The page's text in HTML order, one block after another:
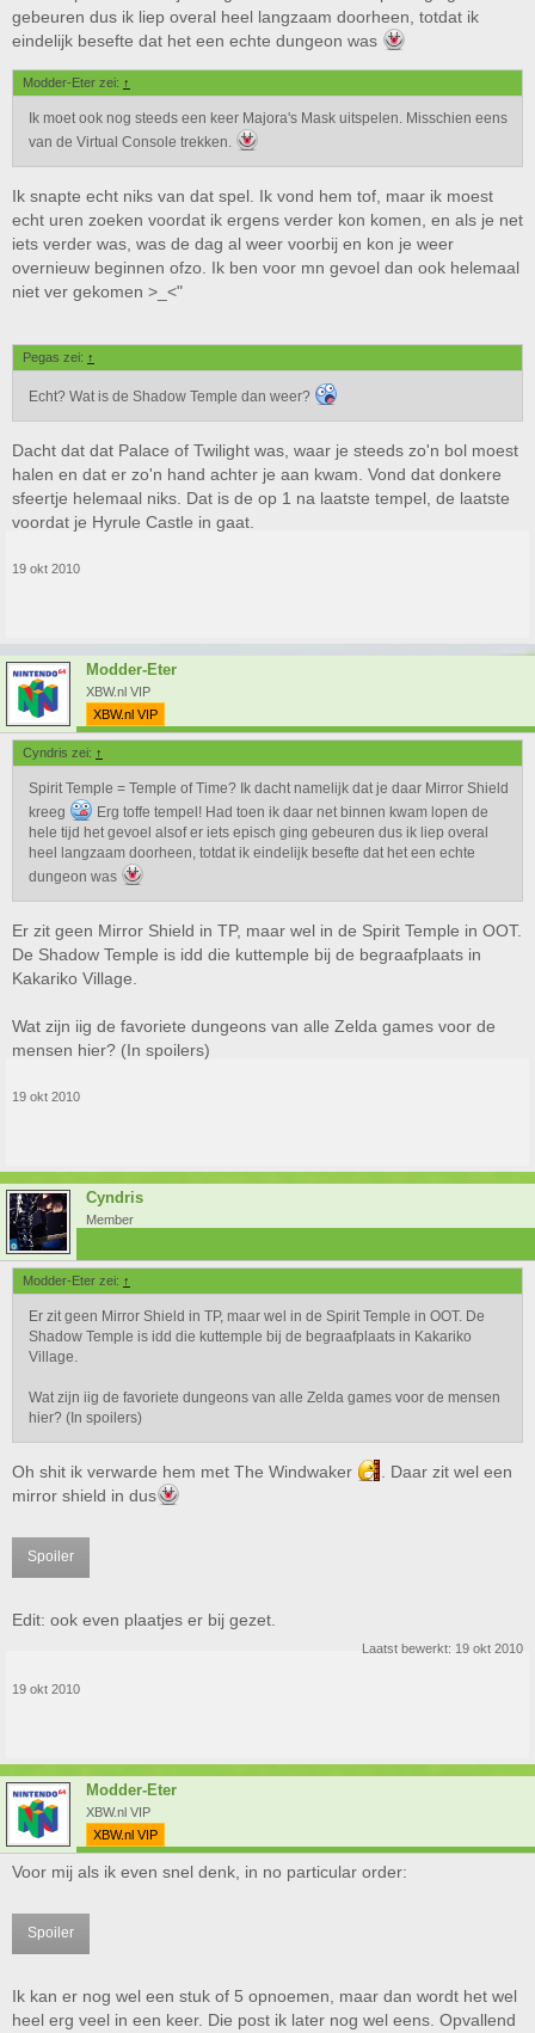
gebeuren dus ik liep overal heel langzaam doorheen, totdat ik
eindelijk besefte dat het een echte dungeon was
Modder-Eter zei: ↑
Ik moet ook nog steeds een keer Majora's Mask uitspelen. Misschien eens
van de Virtual Console trekken.
Ik snapte echt niks van dat spel. Ik vond hem tof, maar ik moest
echt uren zoeken voordat ik ergens verder kon komen, en als je net
iets verder was, was de dag al weer voorbij en kon je weer
overnieuw beginnen ofzo. Ik ben voor mn gevoel dan ook helemaal
niet ver gekomen >_<"
Pegas zei: ↑
Echt? Wat is de Shadow Temple dan weer?
Dacht dat dat Palace of Twilight was, waar je steeds zo'n bol moest
halen en dat er zo'n hand achter je aan kwam. Vond dat donkere
sfeertje helemaal niks. Dat is de op 1 na laatste tempel, de laatste
voordat je Hyrule Castle in gaat.
19 okt 2010
Modder-Eter
XBW.nl VIP
XBW.nl VIP
Cyndris zei: ↑
Spirit Temple = Temple of Time? Ik dacht namelijk dat je daar Mirror Shield
kreeg
Erg toffe tempel! Had toen ik daar net binnen kwam lopen de
hele tijd het gevoel alsof er iets episch ging gebeuren dus ik liep overal
heel langzaam doorheen, totdat ik eindelijk besefte dat het een echte
dungeon was
Er zit geen Mirror Shield in TP, maar wel in de Spirit Temple in OOT.
De Shadow Temple is idd die kuttemple bij de begraafplaats in
Kakariko Village.
Wat zijn iig de favoriete dungeons van alle Zelda games voor de
mensen hier? (In spoilers)
19 okt 2010
Cyndris
Member
Modder-Eter zei: ↑
Er zit geen Mirror Shield in TP, maar wel in de Spirit Temple in OOT. De
Shadow Temple is idd die kuttemple bij de begraafplaats in Kakariko
Village.
Wat zijn iig de favoriete dungeons van alle Zelda games voor de mensen
hier? (In spoilers)
Oh shit ik verwarde hem met The Windwaker
. Daar zit wel een
mirror shield in dus
Spoiler
Edit: ook even plaatjes er bij gezet.
Laatst bewerkt: 19 okt 2010
19 okt 2010
Modder-Eter
XBW.nl VIP
XBW.nl VIP
Voor mij als ik even snel denk, in no particular order:
Spoiler
Ik kan er nog wel een stuk of 5 opnoemen, maar dan wordt het wel
heel erg veel in een keer. Die post ik later nog wel eens. Opvallend